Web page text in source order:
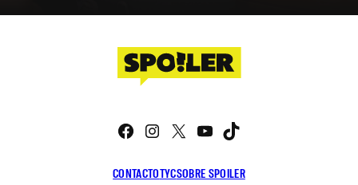
CONTACTOTYCSOBRE SPOILER
Facebook
Instagram
X YouTube